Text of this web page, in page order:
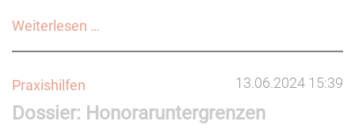
Weiterlesen …
LiveKomm
13.06.2024 15:39
Praxishilfen
Dossier: Honoraruntergrenzen